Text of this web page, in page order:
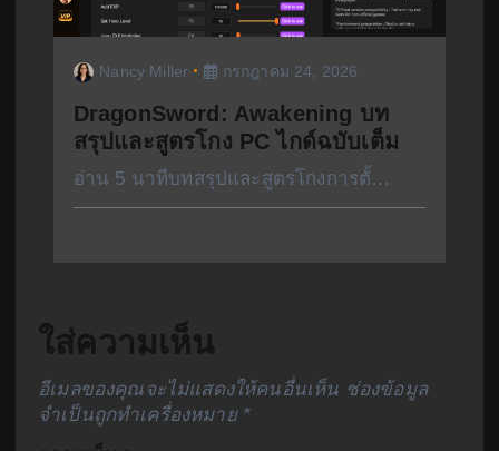
Nancy Miller กรกฎาคม 24, 2026
DragonSword: Awakening บท
สรุปและสูตรโกง PC ไกด์ฉบับเต็ม
อ่าน 5 นาทีบทสรุปและสูตรโกงการตั้…
ใส่ความเห็น
อีเมลของคุณจะไม่แสดงให้คนอื่นเห็น ช่องข้อมูล
จำเป็นถูกทำเครื่องหมาย *